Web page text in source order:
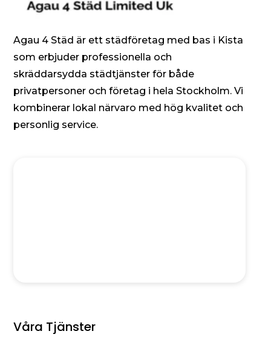
Agau 4 Städ är ett städföretag med bas i Kista
som erbjuder professionella och
skräddarsydda städtjänster för både
privatpersoner och företag i hela Stockholm. Vi
kombinerar lokal närvaro med hög kvalitet och
personlig service.
Våra Tjänster